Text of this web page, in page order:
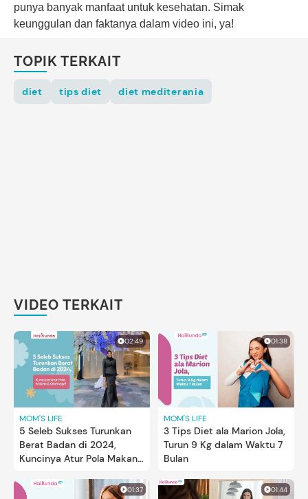
punya banyak manfaat untuk kesehatan. Simak
keunggulan dan faktanya dalam video ini, ya!
TOPIK TERKAIT
diet tips diet diet mediterania
VIDEO TERKAIT
02:49
MOM'S LIFE
5 Seleb Sukses Turunkan
Berat Badan di 2024,
Kuncinya Atur Pola Makan
01:38
MOM'S LIFE
3 Tips Diet ala Marion Jola,
Turun 9 Kg dalam Waktu 7
Bulan
01:37 01:44